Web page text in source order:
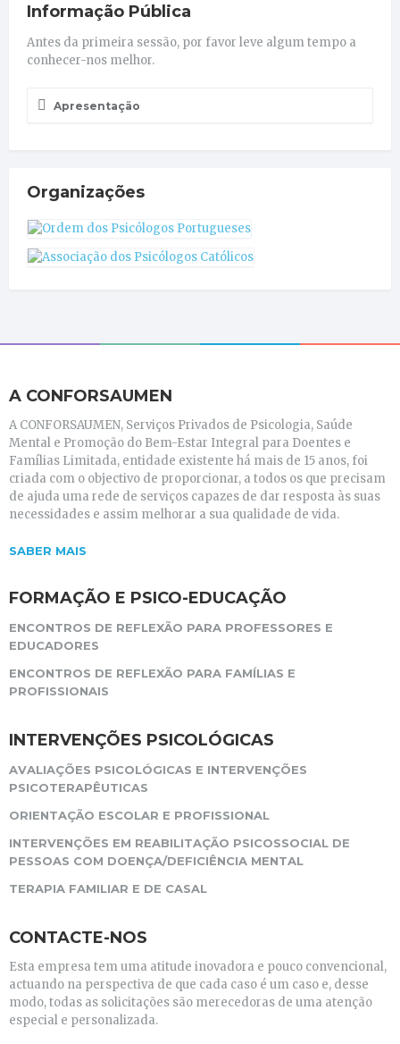
Informação Pública
Antes da primeira sessão, por favor leve algum tempo a
conhecer-nos melhor.
Apresentação
Organizações
A CONFORSAUMEN
A CONFORSAUMEN, Serviços Privados de Psicologia, Saúde
Mental e Promoção do Bem-Estar Integral para Doentes e
Famílias Limitada, entidade existente há mais de 15 anos, foi
criada com o objectivo de proporcionar, a todos os que precisam
de ajuda uma rede de serviços capazes de dar resposta às suas
necessidades e assim melhorar a sua qualidade de vida.
SABER MAIS
FORMAÇÃO E PSICO-EDUCAÇÃO
ENCONTROS DE REFLEXÃO PARA PROFESSORES E
EDUCADORES
ENCONTROS DE REFLEXÃO PARA FAMÍLIAS E
PROFISSIONAIS
INTERVENÇÕES PSICOLÓGICAS
AVALIAÇÕES PSICOLÓGICAS E INTERVENÇÕES
PSICOTERAPÊUTICAS
ORIENTAÇÃO ESCOLAR E PROFISSIONAL
INTERVENÇÕES EM REABILITAÇÃO PSICOSSOCIAL DE
PESSOAS COM DOENÇA/DEFICIÊNCIA MENTAL
TERAPIA FAMILIAR E DE CASAL
CONTACTE-NOS
Esta empresa tem uma atitude inovadora e pouco convencional,
actuando na perspectiva de que cada caso é um caso e, desse
modo, todas as solicitações são merecedoras de uma atenção
especial e personalizada.